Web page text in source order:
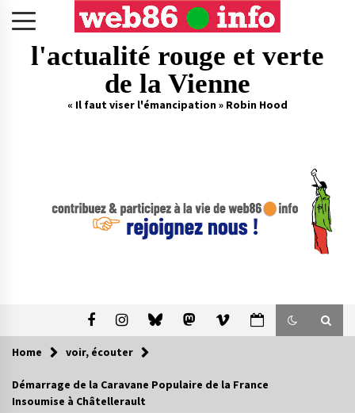
l'actualité rouge et verte
de la Vienne
« Il faut viser l'émancipation » Robin Hood
Home voir, écouter
Démarrage de la Caravane Populaire de la France
Insoumise à Châtellerault